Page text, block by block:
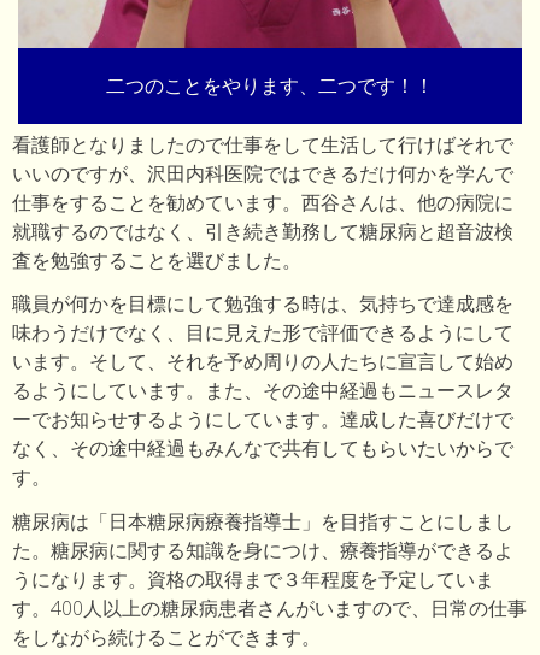
二つのことをやります、二つです！！
看護師となりましたので仕事をして生活して行けばそれで
いいのですが、沢田内科医院ではできるだけ何かを学んで
仕事をすることを勧めています。西谷さんは、他の病院に
就職するのではなく、引き続き勤務して糖尿病と超音波検
査を勉強することを選びました。
職員が何かを目標にして勉強する時は、気持ちで達成感を
味わうだけでなく、目に見えた形で評価できるようにして
います。そして、それを予め周りの人たちに宣言して始め
るようにしています。また、その途中経過もニュースレタ
ーでお知らせするようにしています。達成した喜びだけで
なく、その途中経過もみんなで共有してもらいたいからで
す。
糖尿病は「日本糖尿病療養指導士」を目指すことにしまし
た。糖尿病に関する知識を身につけ、療養指導ができるよ
うになります。資格の取得まで３年程度を予定していま
す。400人以上の糖尿病患者さんがいますので、日常の仕事
をしながら続けることができます。